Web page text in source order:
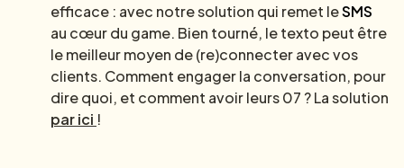
efficace : avec notre solution qui remet leSMS
au cœur du game. Bien tourné, le texto peut être
le meilleur moyen de (re)connecter avec vos
clients. Comment engager la conversation, pour
dire quoi, et comment avoir leurs 07 ? La solution
par ici !